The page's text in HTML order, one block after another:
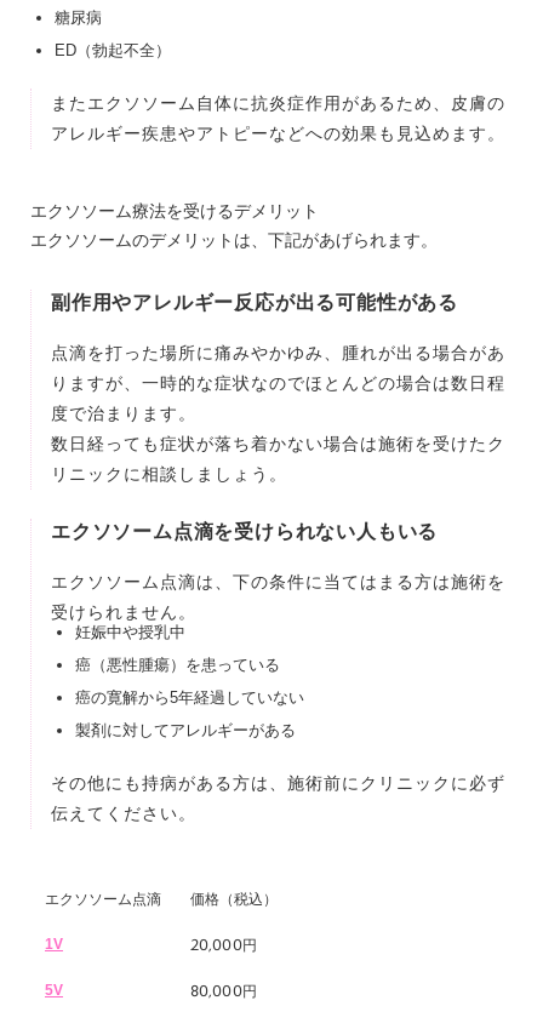
糖尿病
ED（勃起不全）
またエクソソーム自体に抗炎症作用があるため、皮膚の
アレルギー疾患やアトピーなどへの効果も見込めます。
エクソソーム療法を受けるデメリット
エクソソームのデメリットは、下記があげられます。
副作用やアレルギー反応が出る可能性がある
点滴を打った場所に痛みやかゆみ、腫れが出る場合があ
りますが、一時的な症状なのでほとんどの場合は数日程
度で治まります。
数日経っても症状が落ち着かない場合は施術を受けたク
リニックに相談しましょう。
エクソソーム点滴を受けられない人もいる
エクソソーム点滴は、下の条件に当てはまる方は施術を
受けられません。
妊娠中や授乳中
癌（悪性腫瘍）を患っている
癌の寛解から5年経過していない
製剤に対してアレルギーがある
その他にも持病がある方は、施術前にクリニックに必ず
伝えてください。
エクソソーム点滴 価格（税込）
1V 20,000円
5V 80,000円